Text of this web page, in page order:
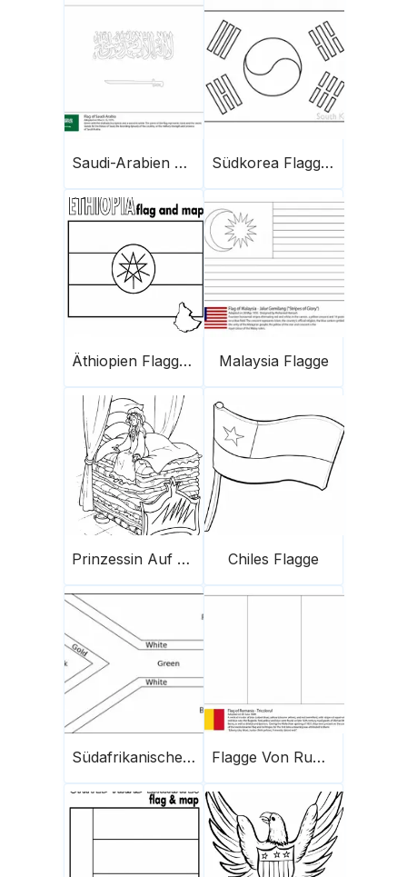
Saudi-Arabien Flagge Südkorea Flagge 1
Äthiopien Flagge Und Karte Malaysia Flagge
Prinzessin Auf Der Erbse Zum Ausdrucken 2 Chiles Flagge
Südafrikanische Flagge Flagge Von Rumänien